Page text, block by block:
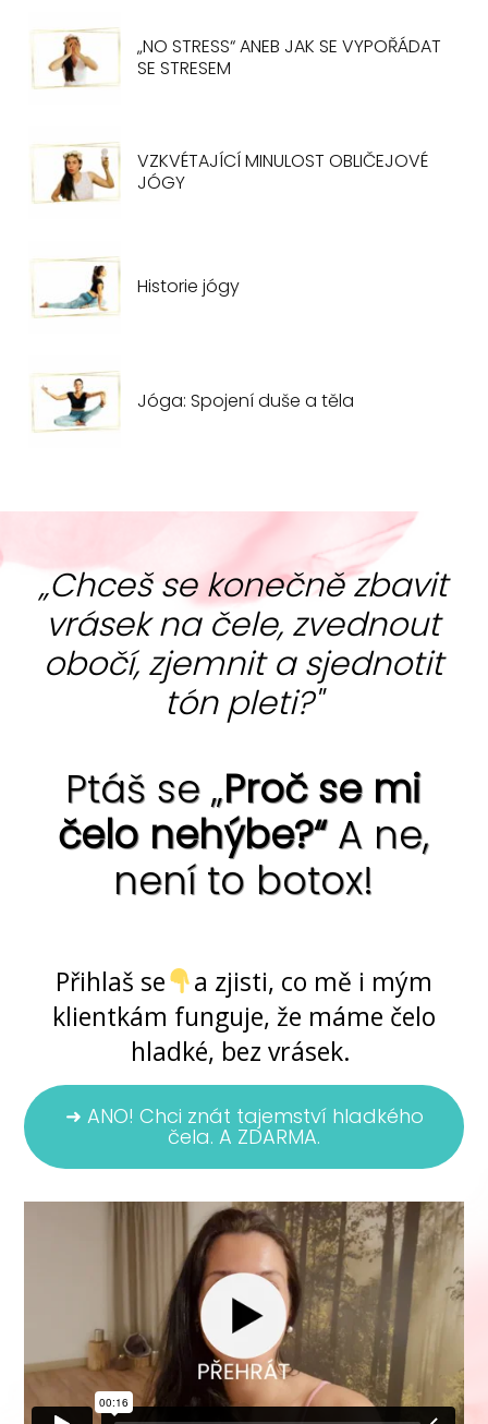
„NO STRESS“ ANEB JAK SE VYPOŘÁDAT
SE STRESEM
VZKVÉTAJÍCÍ MINULOST OBLIČEJOVÉ
JÓGY
Historie jógy
Jóga: Spojení duše a těla
„Chceš se konečně zbavit
vrásek na čele, zvednout
obočí, zjemnit a sjednotit
tón pleti?"
Ptáš se „Proč se mi
čelo nehýbe?“A ne,
není to botox!
Přihlaš se
a zjisti, co mě i mým
klientkám funguje, že máme čelo
hladké, bez vrásek.
➜ ANO! Chci znát tajemství hladkého
čela. A ZDARMA.